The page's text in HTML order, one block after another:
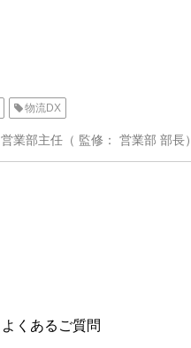
物流DX
営業部主任（ 監修： 営業部 部長）
よくあるご質問